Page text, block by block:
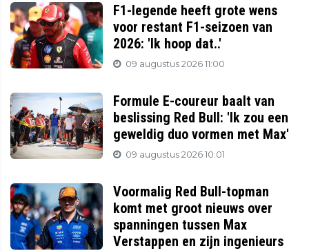
F1-legende heeft grote wens
voor restant F1-seizoen van
2026: 'Ik hoop dat..'
09 augustus 2026 11:00
Formule E-coureur baalt van
beslissing Red Bull: 'Ik zou een
geweldig duo vormen met Max'
09 augustus 2026 10:01
Voormalig Red Bull-topman
komt met groot nieuws over
spanningen tussen Max
Verstappen en zijn ingenieurs